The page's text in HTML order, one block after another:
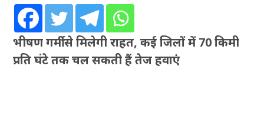
भीषण गर्मी से मिलेगी राहत, कई जिलों में 70 किमी
प्रति घंटे तक चल सकती हैं तेज हवाएं